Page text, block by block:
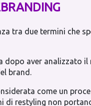
tra due termini che
dopo aver analizzato
brand.
come un
di restyling non